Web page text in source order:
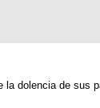
dolencia de